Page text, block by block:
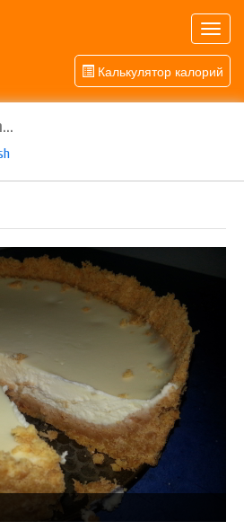
Калькулятор калорий